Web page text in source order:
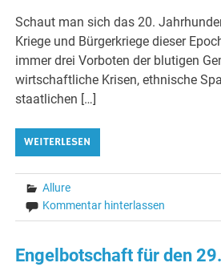
Schaut man sich das 20.
Kriege und Bürgerkriege dieser
immer drei Vorboten der blutigen
wirtschaftliche Krisen, ethnische
staatlichen […]
WEITERLESEN
Allure
Kommentar hinterlassen
Engelbotschaft für den